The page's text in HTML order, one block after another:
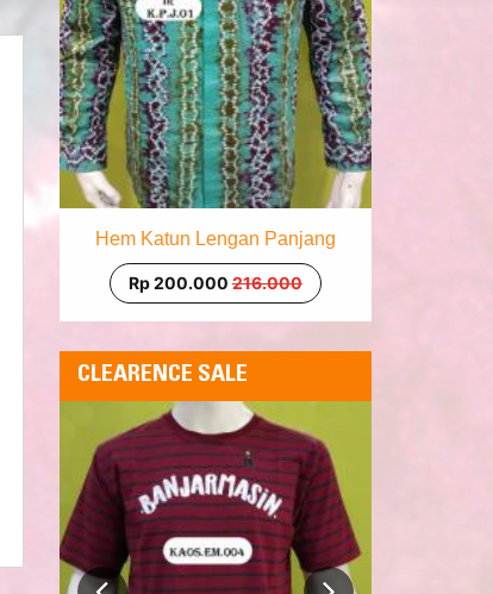
Hem Katun Lengan Panjang
Rp 200.000216.000
CLEARENCE SALE